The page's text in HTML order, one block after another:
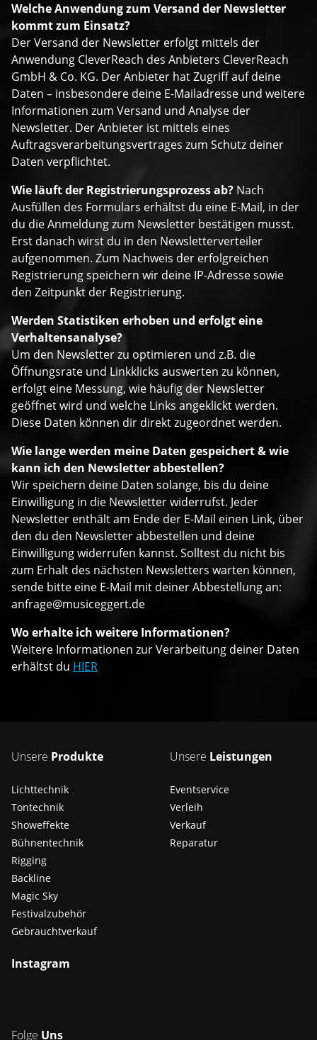
Welche Anwendung zum Versand der Newsletter
kommt zum Einsatz?
Der Versand der Newsletter erfolgt mittels der
Anwendung CleverReach des Anbieters CleverReach
GmbH & Co. KG. Der Anbieter hat Zugriff auf deine
Daten – insbesondere deine E-Mailadresse und weitere
Informationen zum Versand und Analyse der
Newsletter. Der Anbieter ist mittels eines
Auftragsverarbeitungsvertrages zum Schutz deiner
Daten verpflichtet.
Wie läuft der Registrierungsprozess ab? Nach
Ausfüllen des Formulars erhältst du eine E-Mail, in der
du die Anmeldung zum Newsletter bestätigen musst.
Erst danach wirst du in den Newsletterverteiler
aufgenommen. Zum Nachweis der erfolgreichen
Registrierung speichern wir deine IP-Adresse sowie
den Zeitpunkt der Registrierung.
Werden Statistiken erhoben und erfolgt eine
Verhaltensanalyse?
Um den Newsletter zu optimieren und z.B. die
Öffnungsrate und Linkklicks auswerten zu können,
erfolgt eine Messung, wie häufig der Newsletter
geöffnet wird und welche Links angeklickt werden.
Diese Daten können dir direkt zugeordnet werden.
Wie lange werden meine Daten gespeichert & wie
kann ich den Newsletter abbestellen?
Wir speichern deine Daten solange, bis du deine
Einwilligung in die Newsletter widerrufst. Jeder
Newsletter enthält am Ende der E-Mail einen Link, über
den du den Newsletter abbestellen und deine
Einwilligung widerrufen kannst. Solltest du nicht bis
zum Erhalt des nächsten Newsletters warten können,
sende bitte eine E-Mail mit deiner Abbestellung an:
anfrage@musiceggert.de
Wo erhalte ich weitere Informationen?
Weitere Informationen zur Verarbeitung deiner Daten
erhältst du HIER
Unsere Produkte
Lichttechnik
Tontechnik
Showeffekte
Bühnentechnik
Rigging
Backline
Magic Sky
Festivalzubehör
Gebrauchtverkauf
Unsere Leistungen
Eventservice
Verleih
Verkauf
Reparatur
Instagram
Folge Uns